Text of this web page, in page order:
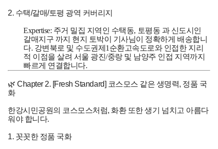
2. 수택/갈매/토평 광역 커버리지
Expertise: 주거 밀집 지역인 수택동, 토평동 과 신도시인
갈매지구 까지 현지 토박이 기사님이 정확하게 배송합니
다. 강변북로 및 수도권제1순환고속도로와 인접한 지리
적 이점을 살려 서울 광진/중랑 및 남양주 인접 지역까지
빠르게 연결합니다.
🌿 Chapter 2. [Fresh Standard] 코스모스 같은 생명력, 정품 국
화
한강시민공원의 코스모스처럼, 화환 또한 생기 넘치고 아름다
워야 합니다.
1. 꼿꼿한 정품 국화